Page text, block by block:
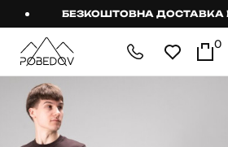
БЕЗКОШТОВНА ДОСТАВКА
0